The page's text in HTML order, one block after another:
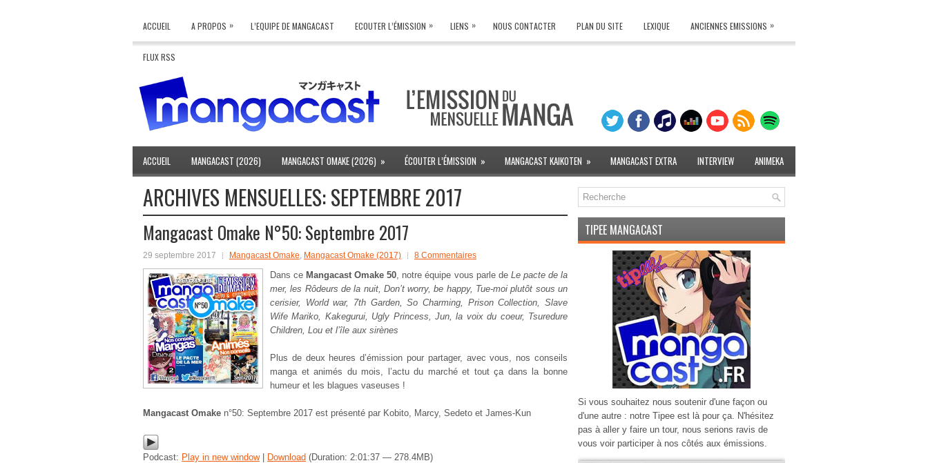
ACCUEIL A PROPOS » L’EQUIPE DE MANGACAST ECOUTER L’ÉMISSION » LIENS » NOUS CONTACTER PLAN DU SITE LEXIQUE ANCIENNES EMISSIONS »
FLUX RSS
ACCUEIL MANGACAST (2026) MANGACAST OMAKE (2026) » ÉCOUTER L’ÉMISSION » MANGACAST KAIKOTEN » MANGACAST EXTRA INTERVIEW ANIMEKA
ARCHIVES MENSUELLES:SEPTEMBRE 2017
Mangacast Omake N°50: Septembre 2017
29 septembre 2017 Mangacast Omake, Mangacast Omake (2017) 8 Commentaires
Dans ce Mangacast Omake 50, notre équipe vous parle deLe pacte de la
mer, les Rôdeurs de la nuit, Don’t worry, be happy, Tue-moi plutôt sous un
cerisier, World war, 7th Garden, So Charming, Prison Collection, Slave
Wife Mariko, Kakegurui, Ugly Princess, Jun, la voix du coeur, Tsuredure
Children, Lou et l’île aux sirènes
Plus de deux heures d’émission pour partager, avec vous, nos conseils
manga et animés du mois, l’actu du marché et tout ça dans la bonne
humeur et les blagues vaseuses !
Mangacast Omake n°50: Septembre 2017 est présenté par Kobito, Marcy, Sedeto et James-Kun
Podcast: Play in new window| Download (Duration: 2:01:37 — 278.4MB)
TIPEE MANGACAST
Si vous souhaitez nous soutenir d'une façon ou
d'une autre : notre Tipee est là pour ça. N'hésitez
pas à aller y faire un tour, nous serions ravis de
vous voir participer à nos côtés aux émissions.